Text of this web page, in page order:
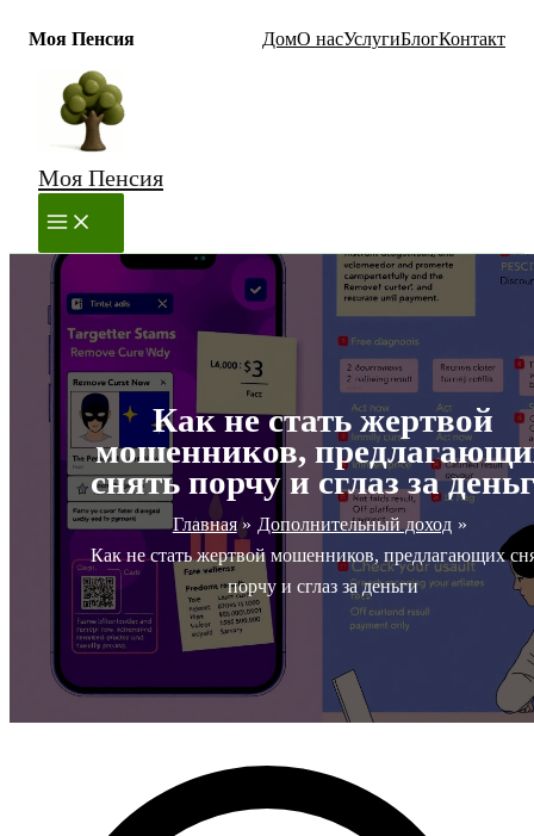
Моя Пенсия ДомО насУслугиБлогКонтакт
Перейти
содержимому
Моя Пенсия
MAIN
MENU
Как не стать жертвой
мошенников,
снять порчу и сглаз за
Главная
Дополнительный доход
Как не стать жертвой мошенников, предлагающих
порчу и сглаз за деньги